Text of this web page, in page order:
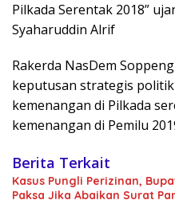
Pilkada Serentak 2018”
Syaharuddin Alrif
Rakerda NasDem
keputusan strategis
kemenangan di Pilkada
kemenangan di Pemilu
Berita Terkait
Kasus Pungli Perizinan,
Paksa Jika Abaikan Surat